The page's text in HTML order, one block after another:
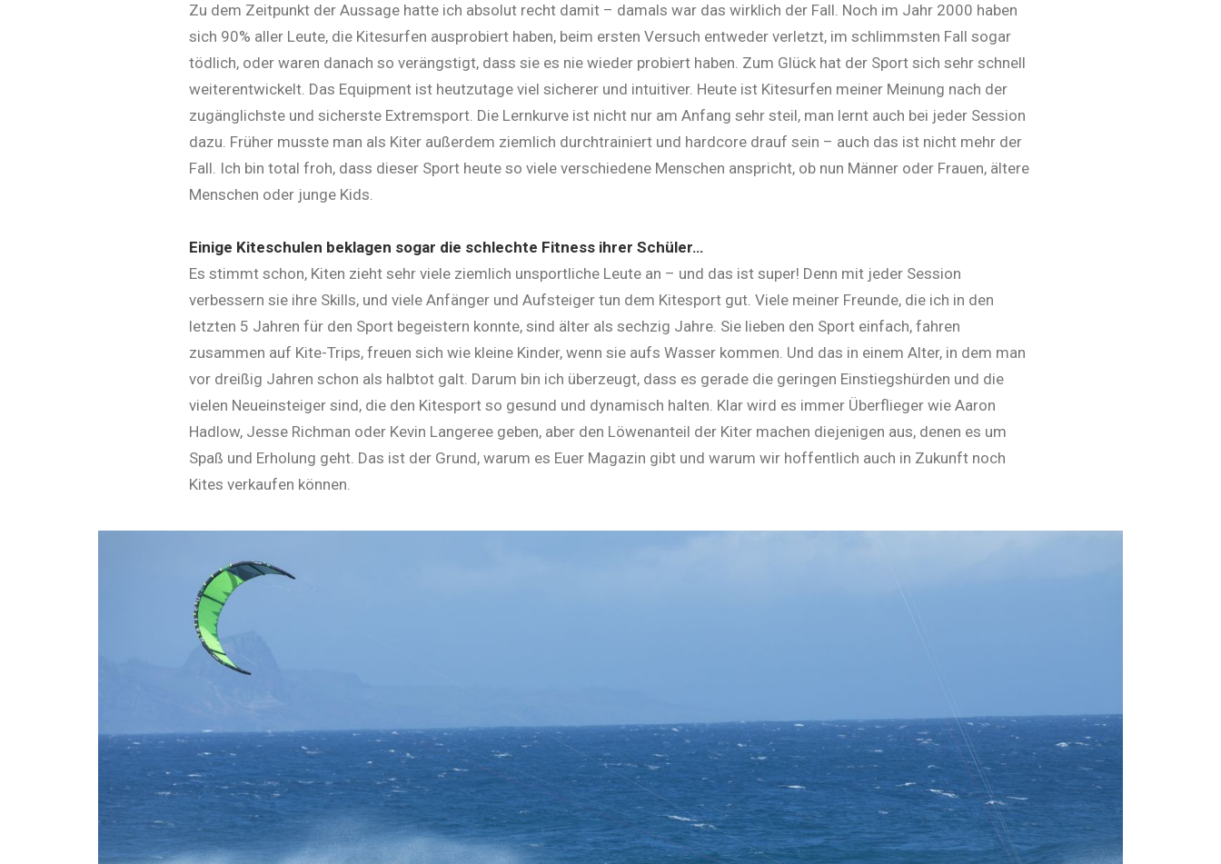
Zu dem Zeitpunkt der Aussage hatte ich absolut recht damit – damals war das wirklich der Fall. Noch im Jahr 2000 haben
sich 90% aller Leute, die Kitesurfen ausprobiert haben, beim ersten Versuch entweder verletzt, im schlimmsten Fall sogar
tödlich, oder waren danach so verängstigt, dass sie es nie wieder probiert haben. Zum Glück hat der Sport sich sehr schnell
weiterentwickelt. Das Equipment ist heutzutage viel sicherer und intuitiver. Heute ist Kitesurfen meiner Meinung nach der
zugänglichste und sicherste Extremsport. Die Lernkurve ist nicht nur am Anfang sehr steil, man lernt auch bei jeder Session
dazu. Früher musste man als Kiter außerdem ziemlich durchtrainiert und hardcore drauf sein – auch das ist nicht mehr der
Fall. Ich bin total froh, dass dieser Sport heute so viele verschiedene Menschen anspricht, ob nun Männer oder Frauen, ältere
Menschen oder junge Kids.
Einige Kiteschulen beklagen sogar die schlechte Fitness ihrer Schüler…
Es stimmt schon, Kiten zieht sehr viele ziemlich unsportliche Leute an – und das ist super! Denn mit jeder Session
verbessern sie ihre Skills, und viele Anfänger und Aufsteiger tun dem Kitesport gut. Viele meiner Freunde, die ich in den
letzten 5 Jahren für den Sport begeistern konnte, sind älter als sechzig Jahre. Sie lieben den Sport einfach, fahren
zusammen auf Kite-Trips, freuen sich wie kleine Kinder, wenn sie aufs Wasser kommen. Und das in einem Alter, in dem man
vor dreißig Jahren schon als halbtot galt. Darum bin ich überzeugt, dass es gerade die geringen Einstiegshürden und die
vielen Neueinsteiger sind, die den Kitesport so gesund und dynamisch halten. Klar wird es immer Überflieger wie Aaron
Hadlow, Jesse Richman oder Kevin Langeree geben, aber den Löwenanteil der Kiter machen diejenigen aus, denen es um
Spaß und Erholung geht. Das ist der Grund, warum es Euer Magazin gibt und warum wir hoffentlich auch in Zukunft noch
Kites verkaufen können.